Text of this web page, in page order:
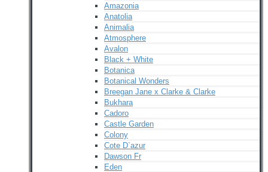
Amazonia
Anatolia
Animalia
Atmosphere
Avalon
Black + White
Botanica
Botanical Wonders
Breegan Jane x Clarke & Clarke
Bukhara
Cadoro
Castle Garden
Colony
Cote D`azur
Dawson Fr
Eden